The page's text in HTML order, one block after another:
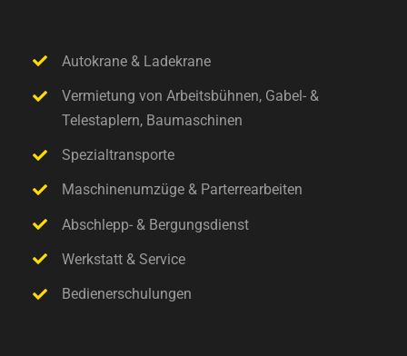
Autokrane & Ladekrane
Vermietung von Arbeitsbühnen, Gabel- &
Telestaplern, Baumaschinen
Spezialtransporte
Maschinenumzüge & Parterrearbeiten
Abschlepp- & Bergungsdienst
Werkstatt & Service
Bedienerschulungen